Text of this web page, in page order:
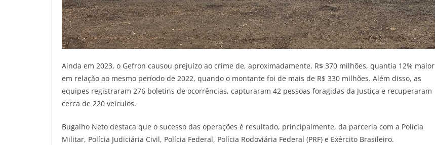
Ainda em 2023, o Gefron causou prejuízo ao crime de, aproximadamente, R$ 370 milhões, quantia 12% maior
em relação ao mesmo período de 2022, quando o montante foi de mais de R$ 330 milhões. Além disso, as
equipes registraram 276 boletins de ocorrências, capturaram 42 pessoas foragidas da Justiça e recuperaram
cerca de 220 veículos.
Bugalho Neto destaca que o sucesso das operações é resultado, principalmente, da parceria com a Polícia
Militar, Polícia Judiciária Civil, Polícia Federal, Polícia Rodoviária Federal (PRF) e Exército Brasileiro.